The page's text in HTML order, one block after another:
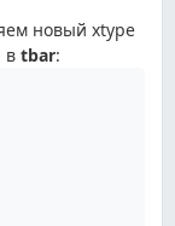
новый xtype
в tbar: